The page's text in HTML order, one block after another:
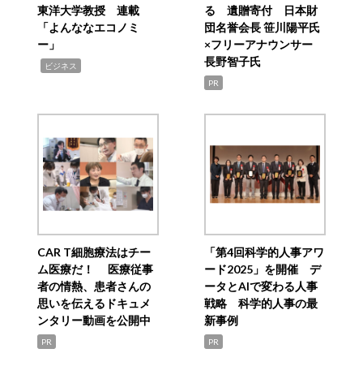
東洋大学教授 連載
「よんななエコノミ
ー」
ビジネス
る 遺贈寄付 日本財
団名誉会長 笹川陽平氏
×フリーアナウンサー
長野智子氏
PR
CAR T細胞療法はチー
ム医療だ！ 医療従事
者の情熱、患者さんの
思いを伝えるドキュメ
ンタリー動画を公開中
PR
「第4回科学的人事アワ
ード2025」を開催 デ
ータとAIで変わる人事
戦略 科学的人事の最
新事例
PR